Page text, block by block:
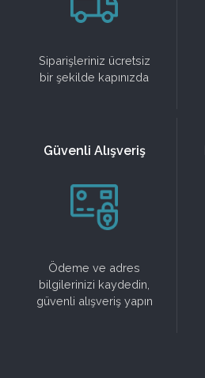
Siparişleriniz ücretsiz
bir şekilde kapınızda
Güvenli Alışveriş
Ödeme ve adres
bilgilerinizi kaydedin,
güvenli alışveriş yapın